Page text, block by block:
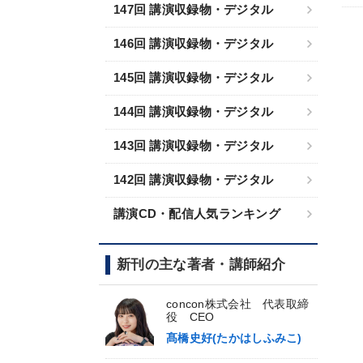
147回 講演収録物・デジタル
146回 講演収録物・デジタル
145回 講演収録物・デジタル
144回 講演収録物・デジタル
143回 講演収録物・デジタル
142回 講演収録物・デジタル
講演CD・配信人気ランキング
新刊の主な著者・講師紹介
concon株式会社 代表取締
役 CEO
髙橋史好(たかはしふみこ)